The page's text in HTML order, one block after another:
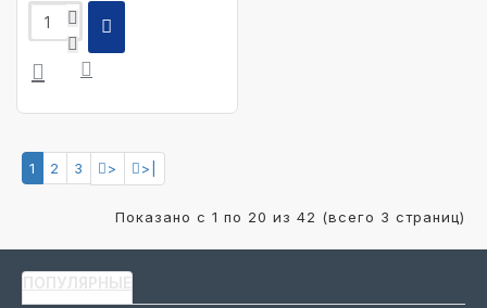
1 2 3 > >|
Показано с 1 по 20 из 42 (всего 3 страниц)
ПОПУЛЯРНЫЕ